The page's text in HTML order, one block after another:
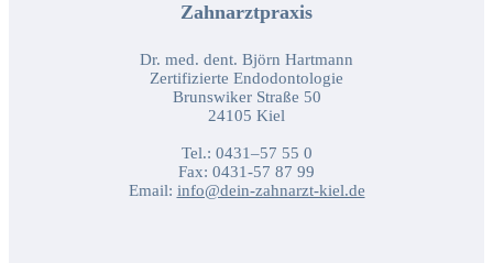
Zahnarztpraxis
Dr. med. dent. Björn Hartmann
Zertifizierte Endodontologie
Brunswiker Straße 50
24105 Kiel
Tel.: 0431–57 55 0
Fax: 0431-57 87 99
Email: info@dein-zahnarzt-kiel.de